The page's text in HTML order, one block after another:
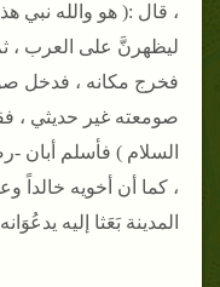
، قال :( هو والله نبي
ليظهرنَّ على العرب ،
فخرج مكانه ، فدخل
صومعته غير حديثي ،
السلام ) فأسلم أبان -
، كما أن أخويه خالداً
المدينة بَعَثا إليه